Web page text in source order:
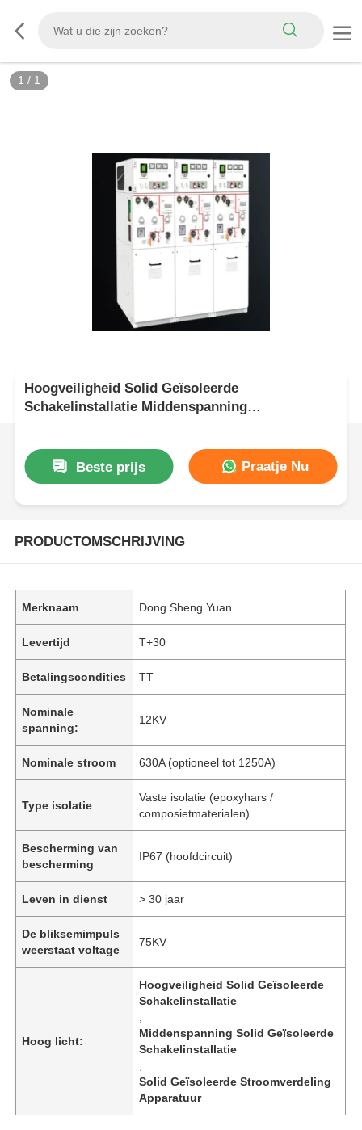
1 / 1
Hoogveiligheid Solid Geïsoleerde
Schakelinstallatie Middenspanning
Beste prijs Praatje Nu
PRODUCTOMSCHRIJVING
Merknaam Dong Sheng Yuan
Levertijd T+30
Betalingscondities TT
Nominale
spanning:
12KV
Nominale stroom 630A (optioneel tot 1250A)
Type isolatie
Vaste isolatie (epoxyhars /
composietmaterialen)
Bescherming van
bescherming
IP67 (hoofdcircuit)
Leven in dienst > 30 jaar
De bliksemimpuls
weerstaat voltage
75KV
Hoog licht:
Hoogveiligheid Solid Geïsoleerde
Schakelinstallatie
Middenspanning Solid Geïsoleerde
Schakelinstallatie
Solid Geïsoleerde Stroomverdeling
Apparatuur